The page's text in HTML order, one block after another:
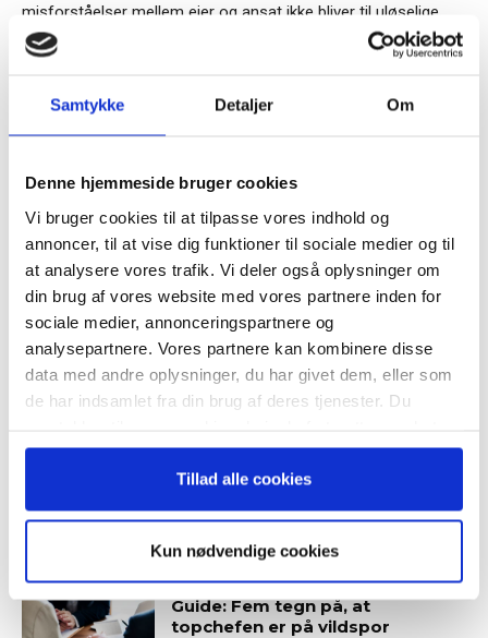
Samtykke Detaljer Om
Denne hjemmeside bruger cookies
Vi bruger cookies til at tilpasse vores indhold og
annoncer, til at vise dig funktioner til sociale medier og til
at analysere vores trafik. Vi deler også oplysninger om
din brug af vores website med vores partnere inden for
sociale medier, annonceringspartnere og
analysepartnere. Vores partnere kan kombinere disse
data med andre oplysninger, du har givet dem, eller som
de har indsamlet fra din brug af deres tjenester. Du
anvende vores hjemmeside.
Tillad alle cookies
Kun nødvendige cookies
misforståelser mellem ejer og ansat ikke bliver til uløselige
konflikter
• Tag fat i problemerne, så snart i hører om dem. Jo hurtigere
den nyansatte leder
Mette Neville spilleregler
Guide: Genopfind den
meningsfulde virksomhed
Guide: Fem tegn på, at
topchefen er på vildspor
Tilmeld dig vores
nyhedsbrev
– og modtag Ole Borchs bog
“Succes i en dansk bestyrelse”
Bestyrelsesguidens ugentlige nyhedsbrev samt
Tilmeld